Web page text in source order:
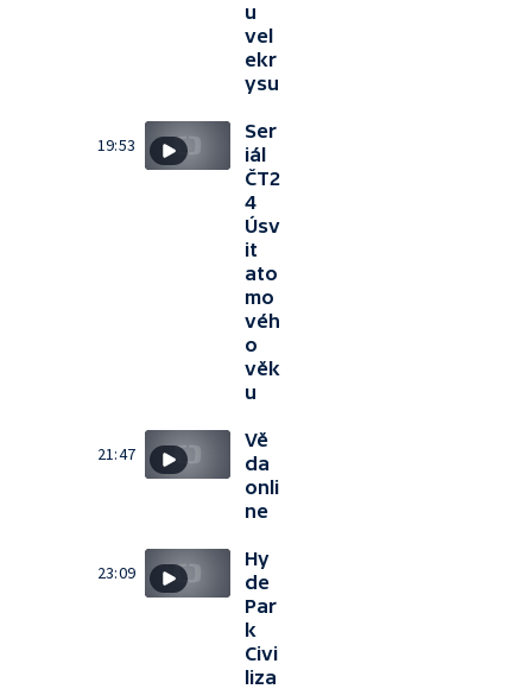
u
vel
ekr
ysu
19:53
Ser
iál
ČT2
4
Úsv
it
ato
mo
véh
o
věk
u
21:47
Vě
da
onli
ne
23:09
Hy
de
Par
k
Civi
liza